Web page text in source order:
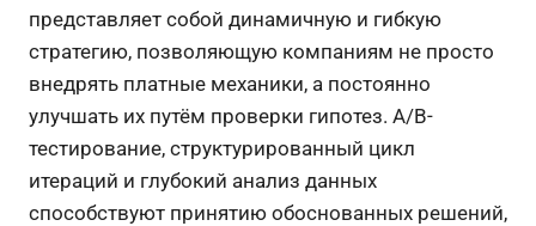
представляет собой динамичную и гибкую
стратегию, позволяющую компаниям не просто
внедрять платные механики, а постоянно
улучшать их путём проверки гипотез. A/B-
тестирование, структурированный цикл
итераций и глубокий анализ данных
способствуют принятию обоснованных решений,